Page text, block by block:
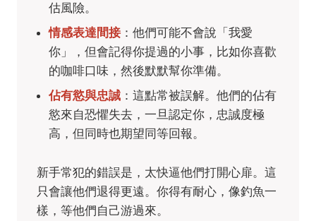
估風險。
情感表達間接 ：他們可能不會說「我愛
你」，但會記得你提過的小事，比如你喜歡
的咖啡口味，然後默默幫你準備。
佔有慾與忠誠 ：這點常被誤解。他們的佔有
慾來自恐懼失去，一旦認定你，忠誠度極
高，但同時也期望同等回報。
新手常犯的錯誤是，太快逼他們打開心扉。這
只會讓他們退得更遠。你得有耐心，像釣魚一
樣，等他們自己游過來。